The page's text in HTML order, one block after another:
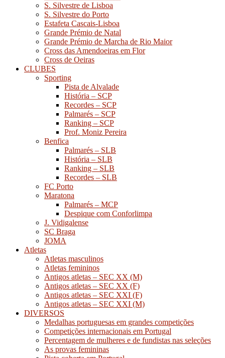
S. Silvestre de Lisboa
S. Silvestre do Porto
Estafeta Cascais-Lisboa
Grande Prémio de Natal
Grande Prémio de Marcha de Rio Maior
Cross das Amendoeiras em Flor
Cross de Oeiras
CLUBES
Sporting
Pista de Alvalade
História – SCP
Recordes – SCP
Palmarés – SCP
Ranking – SCP
Prof. Moniz Pereira
Benfica
Palmarés – SLB
História – SLB
Ranking – SLB
Recordes – SLB
FC Porto
Maratona
Palmarés – MCP
Despique com Conforlimpa
J. Vidigalense
SC Braga
JOMA
Atletas
Atletas masculinos
Atletas femininos
Antigos atletas – SEC XX (M)
Antigos atletas – SEC XX (F)
Antigos atletas – SEC XXI (F)
Antigos atletas – SEC XXI (M)
DIVERSOS
Medalhas portuguesas em grandes competições
Competições internacionais em Portugal
Percentagem de mulheres e de fundistas nas seleções
As provas femininas